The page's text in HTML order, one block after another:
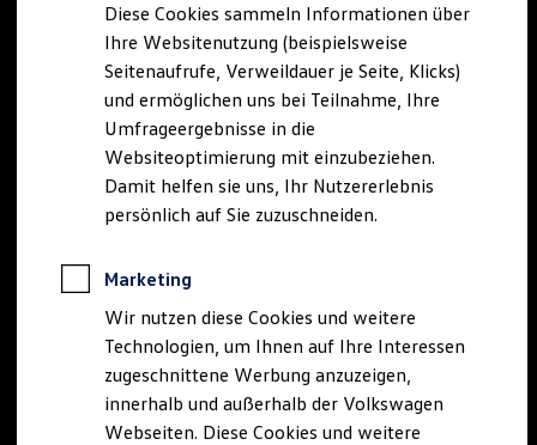
Behörden
Direktkunden
Sonderfahrzeuge
Anpfiff zum Gewinn
Elektromobilität
Elektroautos
ID. Tutorials
Elektrofahrzeugkonzepte
ID. EVERY1
Reichweite
Rekuperation
Laden unterwegs
Laden Zuhause
Ladestationen finden
Ladezeitensimulator
Batterie
Sicherheit
Diese Cookies sammeln Informationen über
Ihre Websitenutzung (beispielsweise
Seitenaufrufe, Verweildauer je Seite, Klicks)
und ermöglichen uns bei Teilnahme, Ihre
Umfrageergebnisse in die
Websiteoptimierung mit einzubeziehen.
Damit helfen sie uns, Ihr Nutzererlebnis
persönlich auf Sie zuzuschneiden.
Marketing
Wir nutzen diese Cookies und weitere
Technologien, um Ihnen auf Ihre Interessen
zugeschnittene Werbung anzuzeigen,
innerhalb und außerhalb der Volkswagen
Webseiten. Diese Cookies und weitere